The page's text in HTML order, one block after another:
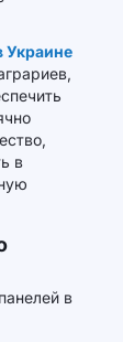
Украине
в
в